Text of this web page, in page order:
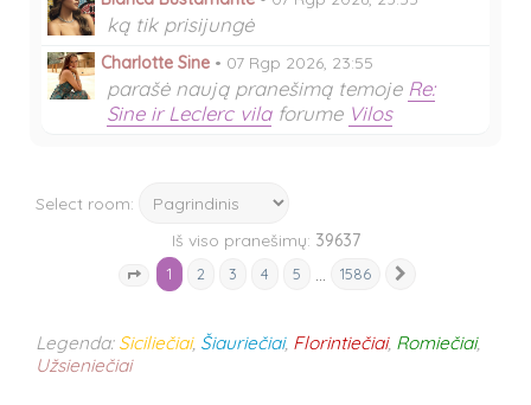
ką tik prisijungė
Charlotte Sine • 07 Rgp 2026, 23:55
parašė naują pranešimą temoje Re:
Sine ir Leclerc vilaforume Vilos
Select room:
Iš viso pranešimų: 39637
Puslapis1 1586
1 2 3 4 5 … 1586
Legenda: Siciliečiai, Šiauriečiai, Florintiečiai, Romiečiai,
Užsieniečiai